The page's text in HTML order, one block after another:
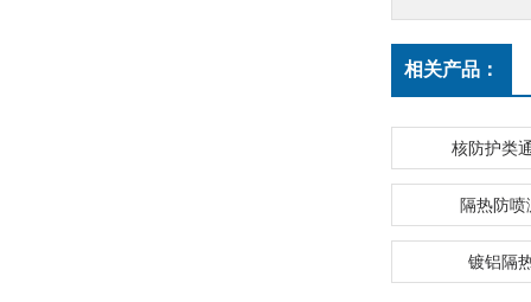
相关产品：
核防护类
隔热防
镀铝隔